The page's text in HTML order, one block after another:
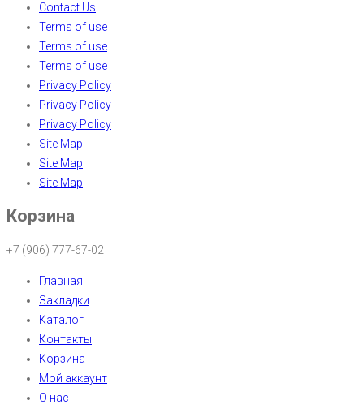
Contact Us
Terms of use
Terms of use
Terms of use
Privacy Policy
Privacy Policy
Privacy Policy
Site Map
Site Map
Site Map
Корзина
+7 (906) 777-67-02
Главная
Закладки
Каталог
Контакты
Корзина
Мой аккаунт
О нас